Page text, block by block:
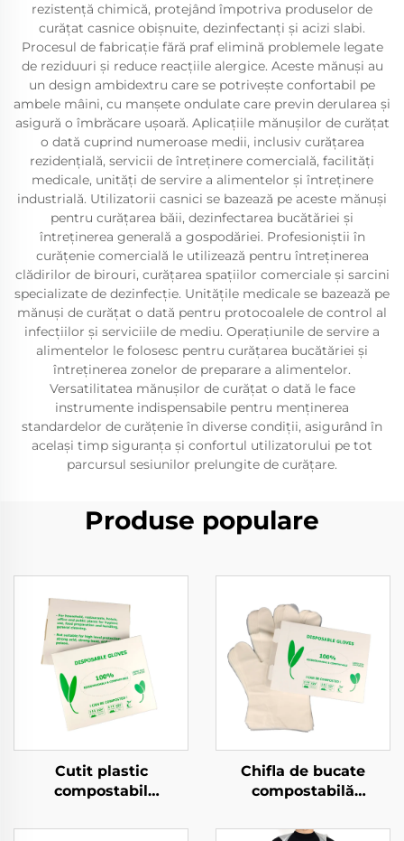
rezistență chimică, protejând împotriva produselor de
curățat casnice obișnuite, dezinfectanți și acizi slabi.
Procesul de fabricație fără praf elimină problemele legate
de reziduuri și reduce reacțiile alergice. Aceste mănuși au
un design ambidextru care se potrivește confortabil pe
ambele mâini, cu manșete ondulate care previn derularea și
asigură o îmbrăcare ușoară. Aplicațiile mănușilor de curățat
o dată cuprind numeroase medii, inclusiv curățarea
rezidențială, servicii de întreținere comercială, facilități
medicale, unități de servire a alimentelor și întreținere
industrială. Utilizatorii casnici se bazează pe aceste mănuși
pentru curățarea băii, dezinfectarea bucătăriei și
întreținerea generală a gospodăriei. Profesioniștii în
curățenie comercială le utilizează pentru întreținerea
clădirilor de birouri, curățarea spațiilor comerciale și sarcini
specializate de dezinfecție. Unitățile medicale se bazează pe
mănuși de curățat o dată pentru protocoalele de control al
infecțiilor și serviciile de mediu. Operațiunile de servire a
alimentelor le folosesc pentru curățarea bucătăriei și
întreținerea zonelor de preparare a alimentelor.
Versatilitatea mănușilor de curățat o dată le face
instrumente indispensabile pentru menținerea
standardelor de curățenie în diverse condiții, asigurând în
același timp siguranța și confortul utilizatorului pe tot
parcursul sesiunilor prelungite de curățare.
Produse populare
Cutit plastic
compostabil
composta bil din
Chifla de bucate
compostabilă
compostabilă din